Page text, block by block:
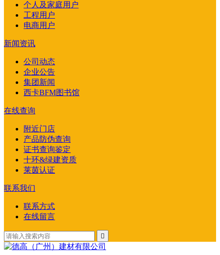
个人及家庭用户
工程用户
电商用户
新闻资讯
公司动态
企业公告
集团新闻
西卡BFM图书馆
在线查询
附近门店
产品防伪查询
证书查询鉴定
十环&绿建资质
莱茵认证
联系我们
联系方式
在线留言
